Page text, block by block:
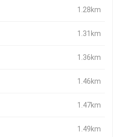
1.28km
1.31km
1.36km
1.46km
1.47km
1.49km